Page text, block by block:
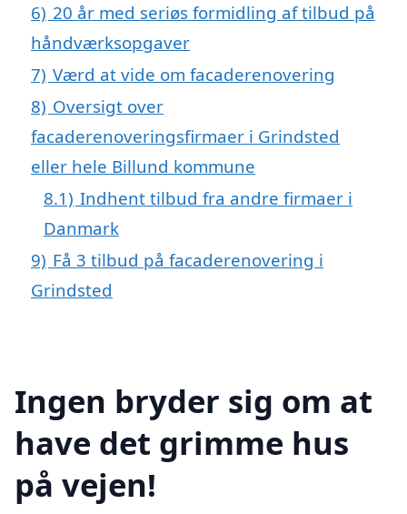
6) 20 år med seriøs formidling af tilbud på
håndværksopgaver
7) Værd at vide om facaderenovering
8) Oversigt over
facaderenoveringsfirmaer i Grindsted
eller hele Billund kommune
8.1) Indhent tilbud fra andre firmaer i
Danmark
9) Få 3 tilbud på facaderenovering i
Grindsted
Ingen bryder sig om at
have det grimme hus
på vejen!